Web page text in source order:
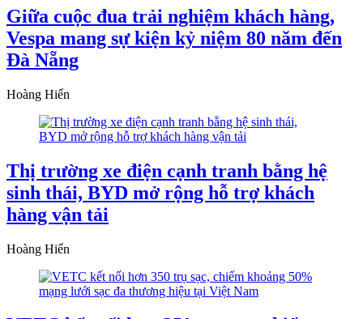
Giữa cuộc đua trải nghiệm khách hàng,
Vespa mang sự kiện kỷ niệm 80 năm đến
Đà Nẵng
Hoàng Hiển
Thị trường xe điện cạnh tranh bằng hệ
sinh thái, BYD mở rộng hỗ trợ khách
hàng vận tải
Hoàng Hiển